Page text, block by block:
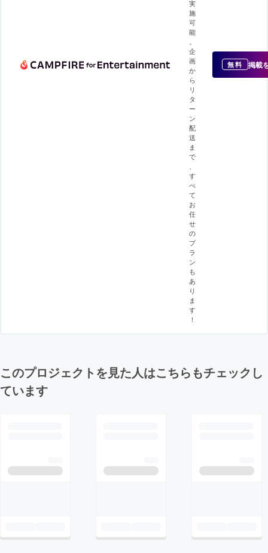
実
施
可
能
企
画
か
ら
リ
タ
ー
ン
配
送
ま
で
す
べ
て
お
任
せ
の
プ
ラ
ン
も
あ
り
ま
す
！
無料 掲載
このプロジェクトを見た人はこちらもチェックし
ています